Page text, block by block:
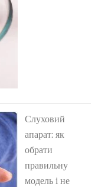
Слуховий
апарат: як
обрати
правильну
модель і не